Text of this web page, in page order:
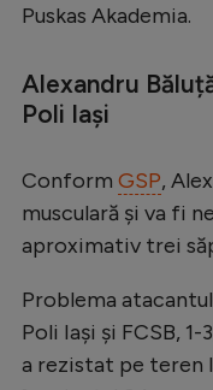
Ligue 1
EURO
Puskas Akademia.
Alexandru
Poli Iași
Conform GSP,
musculară și va fi
aproximativ trei
Problema
Poli Iași și FCSB,
a rezistat pe teren